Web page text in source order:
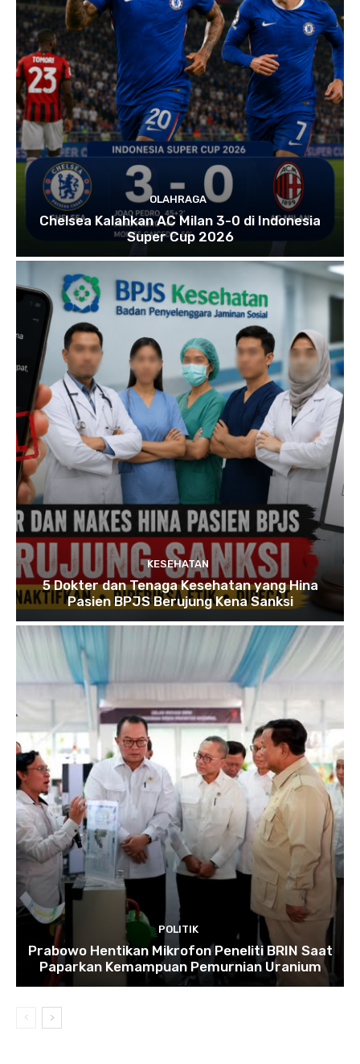
OLAHRAGA
Chelsea Kalahkan AC Milan 3-0 di Indonesia
Super Cup 2026
KESEHATAN
5 Dokter dan Tenaga Kesehatan yang Hina
Pasien BPJS Berujung Kena Sanksi
POLITIK
Prabowo Hentikan Mikrofon Peneliti BRIN Saat
Paparkan Kemampuan Pemurnian Uranium